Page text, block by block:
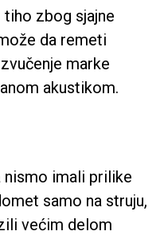
tiho zbog sjajne
da remeti
marke
akustikom.
nismo imali prilike
samo na struju,
većim delom